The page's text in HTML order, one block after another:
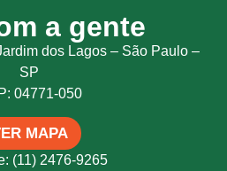
a gente
dos Lagos – São Paulo –
SP
04771-050
MAPA
(11) 2476-9265